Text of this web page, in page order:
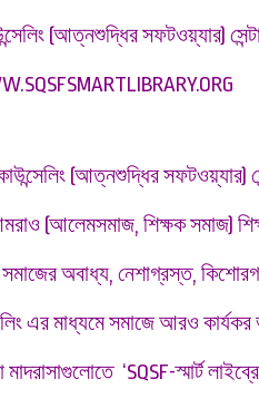
(আত্নশুদ্ধির সফটওয়্যার)
কাউন্সেলিং (আত্নশুদ্ধির সফটওয়্যার)
আমরাও (আলেমসমাজ, শিক্ষক সমাজ)
অবাধ্য, নেশাগ্রস্ত,
এর মাধ্যমে সমাজে আরও কার্যকর
‘SQSF-স্মার্ট